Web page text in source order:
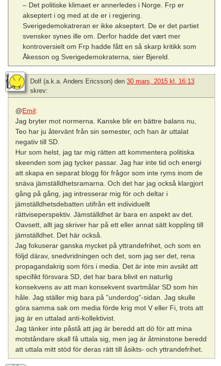
– Det politiske klimaet er annerledes i Norge. Frp er
akseptert i og med at de er i regjering.
Sverigedemokatreran er ikke akseptert. De er det partiet
svensker synes ille om. Derfor hadde det vært mer
kontroversielt om Frp hadde fått en så skarp kritikk som
Åkesson og Sverigedemokraterna, sier Bjereld.
Dolf (a.k.a. Anders Ericsson) den 30 mars, 2015 kl. 16:13
skrev:
@Emil:
Jag bryter mot normerna. Kanske blir en bättre balans nu,
Teo har ju återvänt från sin semester, och han är uttalat
negativ till SD.
Hur som helst, jag tar mig rätten att kommentera politiska
skeenden som jag tycker passar. Jag har inte tid och energi
att skapa en separat blogg för frågor som inte ryms inom de
snäva jämställdhetsramarna. Och det har jag också klargjort
gång på gång, jag intresserar mig för och deltar i
jämställdhetsdebatten utifrån ett individuellt
rättviseperspektiv. Jämställdhet är bara en aspekt av det.
Oavsett, allt jag skriver har på ett eller annat sätt koppling till
jämställdhet. Det här också.
Jag fokuserar ganska mycket på yttrandefrihet, och som en
följd därav, snedvridningen och det, som jag ser det, rena
propagandakrig som förs i media. Det är inte min avsikt att
specifikt försvara SD, det har bara blivit en naturlig
konsekvens av att man konsekvent svartmålar SD som hin
håle. Jag ställer mig bara på ”underdog”-sidan. Jag skulle
göra samma sak om media förde krig mot V eller Fi, trots att
jag är en uttalad anti-kollektivist.
Jag tänker inte påstå att jag är beredd att dö för att mina
motståndare skall få uttala sig, men jag är åtminstone beredd
att uttala mitt stöd för deras rätt till åsikts- och yttrandefrihet.